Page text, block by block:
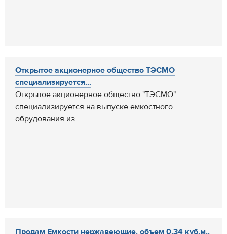
Открытое акционерное общество ТЭСМО
специализируется...
Открытое акционерное общество "ТЭСМО"
специализируется на выпуске емкостного
обрудования из...
Продам Емкости нержавеющие, объем 0,34 куб.м.,